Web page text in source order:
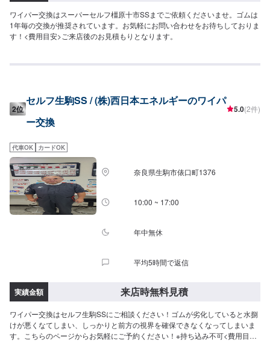
ワイパー交換はスーパーセルフ橿原十市SSまでご依頼くださいませ。ゴムは
1年毎の交換が推奨されています。お気軽にお問い合わせをお待ちしておりま
す！<費用目安>ご来店後のお見積もりとなります。
2位
セルフ生駒SS / (株)西日本エネルギーのワイパ
ー交換
5.0(2件)
代車OK カードOK
奈良県生駒市俵口町1376
10:00 ~ 17:00
年中無休
平均5時間で返信
実績金額 来店時無料見積
ワイパー交換はセルフ生駒SSにご相談ください！ゴムが劣化していると水捌
けが悪くなてしまい、しっかりと前方の視界を確保できなくなってしまいま
す。こちらのページからお気軽にご予約ください！※持ち込み不可<費用目安